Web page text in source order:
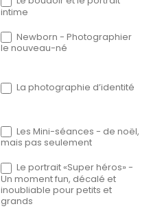
intime
Newborn - Photographier
le nouveau-né
La photographie d’identité
Les Mini-séances - de noël,
mais pas seulement
Le portrait «Super héros» -
Un moment fun, décalé et
inoubliable pour petits et
grands